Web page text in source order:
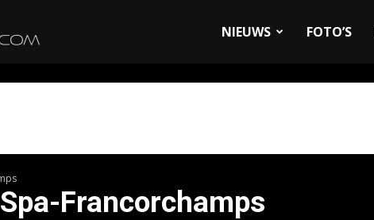
NIEUWS FOTO’S
Francorchamps